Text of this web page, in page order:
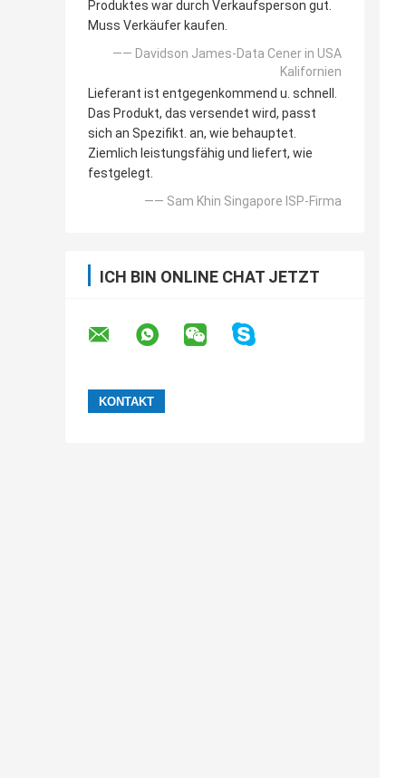
Produktes war durch Verkaufsperson gut.
Muss Verkäufer kaufen.
—— Davidson James-Data Cener in USA
Kalifornien
Lieferant ist entgegenkommend u. schnell.
Das Produkt, das versendet wird, passt
sich an Spezifikt. an, wie behauptet.
Ziemlich leistungsfähig und liefert, wie
festgelegt.
—— Sam Khin Singapore ISP-Firma
ICH BIN ONLINE CHAT JETZT